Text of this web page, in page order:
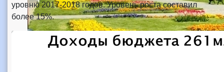
уровню 2017-2018 годов. Уровень роста составил
более 15%.